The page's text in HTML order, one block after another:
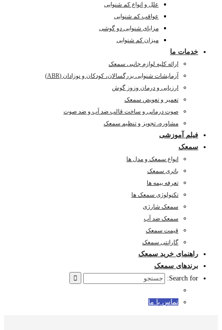
علل و انواع کم شنوایی
عواقب کم شنوایی
مزایای شنوایی دو گوشی
میزان کم شنوایی
خدمات ما
ارائه کلیه لوازم جانبی سمعک
آزمایشات شنوایی بزرگسالان، کودکان و نوزادان (ABR)
ارزیابی و درمان وزوز گوش
تعمیر و تعویض سمعک
صوت درمانی و ساخت قالب ضد آب و ضد صوت
مشاوره، تجویز و تنظیم سمعک
فیلم آموزشی
سمعک
انواع سمعک و مدل ها
باتری سمعک
تعرفه بیمه ها
تکنولوژی سمعک ها
سمعک شارژی
سمعک ضد آب
قیمت سمعک
گارانتی سمعک
راهنمای خرید سمعک
برندهای سمعک
Search for:
تماس با ما